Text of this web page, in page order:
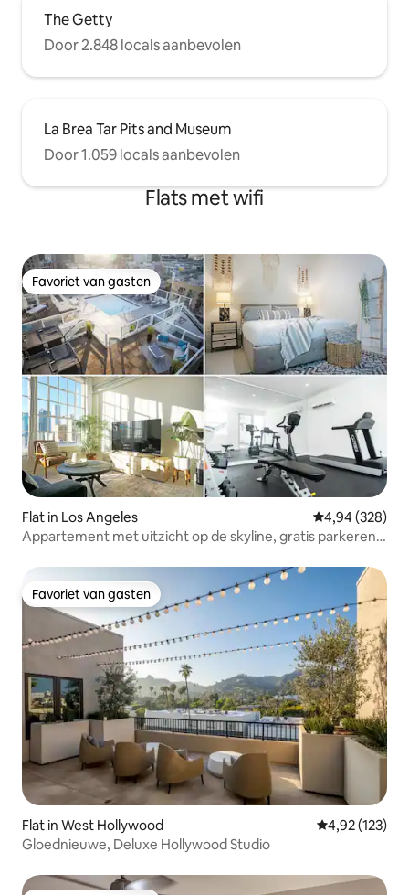
The Getty
Door 2.848 locals aanbevolen
La Brea Tar Pits and Museum
Door 1.059 locals aanbevolen
Flats met wifi
Favoriet van gasten
Favoriet van gasten
Flat in Los Angeles Gemiddelde
4,94 (328)
Appartement met uitzicht op de skyline, gratis parkeren,
Favoriet van gasten
Favoriet van gasten
Flat in West Hollywood Gemiddelde
4,92 (123)
Gloednieuwe, Deluxe Hollywood Studio